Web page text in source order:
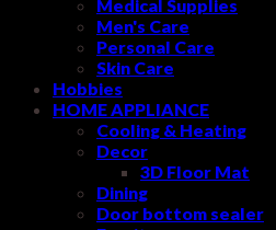
Medical Supplies
Men's Care
Personal Care
Skin Care
Hobbies
HOME APPLIANCE
Cooling & Heating
Decor
3D Floor Mat
Dining
Door bottom sealer